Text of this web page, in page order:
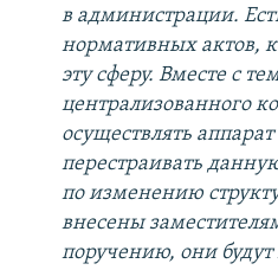
в администрации.
нормативных актов,
эту сферу. Вместе с
централизованного
осуществлять
перестраивать
по изменению
внесены
поручению, они